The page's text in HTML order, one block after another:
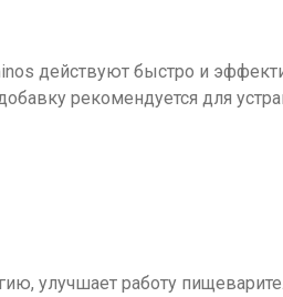
действуют быстро и
рекомендуется для
улучшает работу